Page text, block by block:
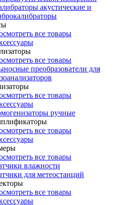
акустические и
все товары
все товары
преобразователи для
все товары
ручные
все товары
все товары
влажности
для метеостанций
все товары